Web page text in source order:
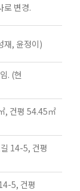
로 변경.
재, 윤정이)
. (현
, 건평 54.45㎡
14-5, 건평
5, 건평